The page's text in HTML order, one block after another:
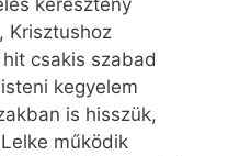
Krisztushoz
csakis szabad
kegyelem
is hisszük,
működik